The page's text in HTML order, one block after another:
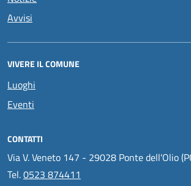
Avvisi
VIVERE IL COMUNE
Luoghi
Eventi
CONTATTI
Via V. Veneto 147 - 29028 Ponte dell'Olio
Tel.0523 874411